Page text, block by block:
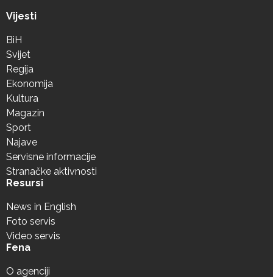
Vijesti
BiH
Svijet
Regija
Ekonomija
Kultura
Magazin
Sport
Najave
Servisne informacije
Stranačke aktivnosti
Resursi
News in English
Foto servis
Video servis
Fena
O agenciji